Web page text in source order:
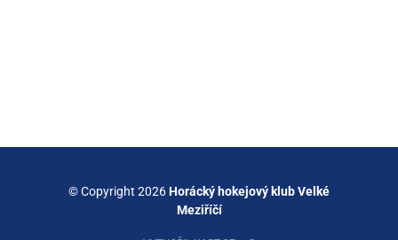
© Copyright 2026Horácký hokejový klub Velké
Meziříčí